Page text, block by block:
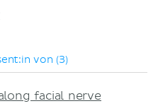
von (3)
facial nerve